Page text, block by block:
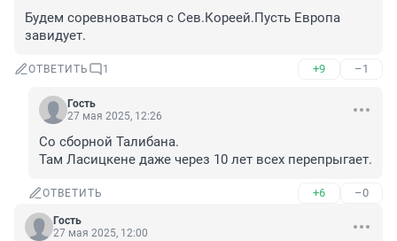
Будем соревноваться с Сев.Кореей.Пусть Европа
завидует.
ОТВЕТИТЬ 1 +9 –1
Гость
27 мая 2025, 12:26
Со сборной Талибана.
Там Ласицкене даже через 10 лет всех перепрыгает.
ОТВЕТИТЬ +6 –0
Гость
27 мая 2025, 12:00